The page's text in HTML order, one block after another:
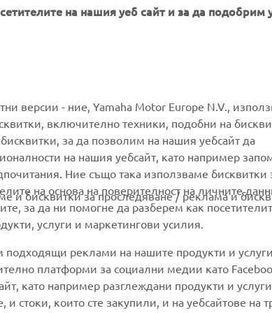
YAMAHA
Music
Racing
Motor Global
SUPPORT
Parts Catalogue
Book Maintenance
Dealer locator
Management of Waste
Batteries
на нашия уеб сайт и за да подобрим
версии - ние, Yamaha Motor Europe N.V.,
включително техники, подобни на
за да позволим на нашия уебсайт да
на нашия уебсайт, като например
Ние също така използваме бисквитки
на основа на поверителност на личните
за да ни помогне да разберем как
услуги и маркетингови усилия.
и бисквитки за проследяване / реклама и
реклами на нашите продукти и
платформи за социални медии като
като например разглеждани продукти и
стоки, които сте закупили, и на уебсайтове на